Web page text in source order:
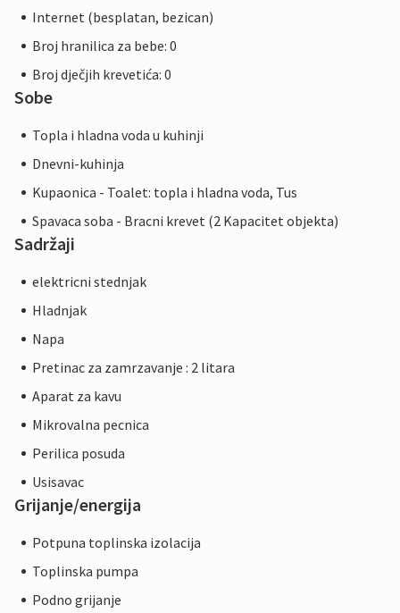
Internet (besplatan, bezican)
Broj hranilica za bebe: 0
Broj dječjih krevetića: 0
Sobe
Topla i hladna voda u kuhinji
Dnevni-kuhinja
Kupaonica - Toalet: topla i hladna voda, Tus
Spavaca soba - Bracni krevet (2 Kapacitet objekta)
Sadržaji
elektricni stednjak
Hladnjak
Napa
Pretinac za zamrzavanje : 2 litara
Aparat za kavu
Mikrovalna pecnica
Perilica posuda
Usisavac
Grijanje/energija
Potpuna toplinska izolacija
Toplinska pumpa
Podno grijanje